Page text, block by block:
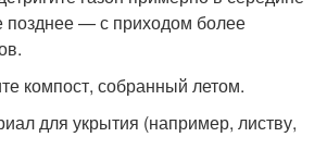
позднее — с приходом более
компост, собранный летом.
для укрытия (например, листву,